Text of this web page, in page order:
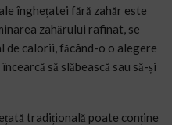
înghețatei fără zahăr este
zahărului rafinat, se
de calorii, făcând-o o alegere
să slăbească sau să-și
tradițională poate conține